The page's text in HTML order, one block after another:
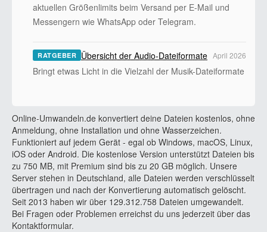
aktuellen Größenlimits beim Versand per E-Mail und
Messengern wie WhatsApp oder Telegram.
RATGEBER Übersicht der Audio-Dateiformate April 2026
Bringt etwas Licht in die Vielzahl der Musik-Dateiformate
Online-Umwandeln.de konvertiert deine Dateien kostenlos, ohne
Anmeldung, ohne Installation und ohne Wasserzeichen.
Funktioniert auf jedem Gerät - egal ob Windows, macOS, Linux,
iOS oder Android. Die kostenlose Version unterstützt Dateien bis
zu 750 MB, mit Premium sind bis zu 20 GB möglich. Unsere
Server stehen in Deutschland, alle Dateien werden verschlüsselt
übertragen und nach der Konvertierung automatisch gelöscht.
Seit 2013 haben wir über 129.312.758 Dateien umgewandelt.
Bei Fragen oder Problemen erreichst du uns jederzeit über das
Kontaktformular.